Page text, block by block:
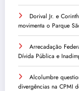
Dorival Jr. e
movimenta o Parque
Arrecadação
Dívida Pública e
Alcolumbre
divergências na CPMI